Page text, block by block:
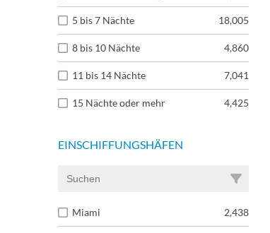
5 bis 7 Nächte 18,005
8 bis 10 Nächte 4,860
11 bis 14 Nächte 7,041
15 Nächte oder mehr 4,425
EINSCHIFFUNGSHÄFEN
Miami 2,438